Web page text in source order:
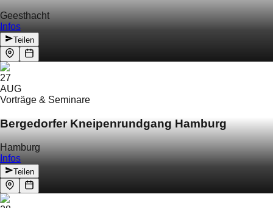
Geesthacht
Infos
Teilen
27
AUG
Vorträge & Seminare
Bergedorfer Kneipenrundgang Hamburg
Hamburg
Infos
Teilen